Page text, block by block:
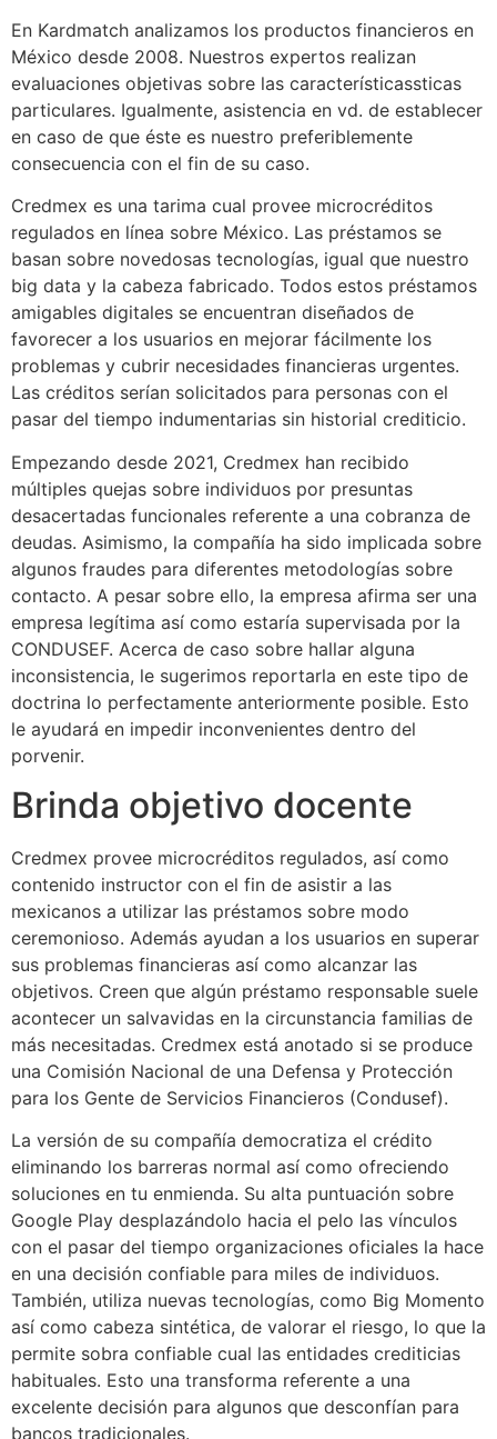
En Kardmatch analizamos los productos financieros en
México desde 2008. Nuestros expertos realizan
evaluaciones objetivas sobre las característicassticas
particulares. Igualmente, asistencia en vd. de establecer
en caso de que éste es nuestro preferiblemente
consecuencia con el fin de su caso.
Credmex es una tarima cual provee microcréditos
regulados en línea sobre México. Las préstamos se
basan sobre novedosas tecnologías, igual que nuestro
big data y la cabeza fabricado. Todos estos préstamos
amigables digitales se encuentran diseñados de
favorecer a los usuarios en mejorar fácilmente los
problemas y cubrir necesidades financieras urgentes.
Las créditos serían solicitados para personas con el
pasar del tiempo indumentarias sin historial crediticio.
Empezando desde 2021, Credmex han recibido
múltiples quejas sobre individuos por presuntas
desacertadas funcionales referente a una cobranza de
deudas. Asimismo, la compañía ha sido implicada sobre
algunos fraudes para diferentes metodologías sobre
contacto. A pesar sobre ello, la empresa afirma ser una
empresa legítima así­ como estaría supervisada por la
CONDUSEF. Acerca de caso sobre hallar alguna
inconsistencia, le sugerimos reportarla en este tipo de
doctrina lo perfectamente anteriormente posible. Esto
le ayudará en impedir inconvenientes dentro del
porvenir.
Brinda objetivo docente
Credmex provee microcréditos regulados, así como
contenido instructor con el fin de asistir a las
mexicanos a utilizar las préstamos sobre modo
ceremonioso. Además ayudan a los usuarios en superar
sus problemas financieras así­ como alcanzar las
objetivos. Creen que algún préstamo responsable suele
acontecer un salvavidas en la circunstancia familias de
más necesitadas. Credmex está anotado si se produce
una Comisión Nacional de una Defensa y Protección
para los Gente de Servicios Financieros (Condusef).
La versión de su compañía democratiza el crédito
eliminando los barreras normal así­ como ofreciendo
soluciones en tu enmienda. Su alta puntuación sobre
Google Play desplazándolo hacia el pelo las vínculos
con el pasar del tiempo organizaciones oficiales la hace
en una decisión confiable para miles de individuos.
También, utiliza nuevas tecnologías, como Big Momento
así­ como cabeza sintética, de valorar el riesgo, lo que la
permite sobra confiable cual las entidades crediticias
habituales. Esto una transforma referente a una
excelente decisión para algunos que desconfían para
bancos tradicionales.